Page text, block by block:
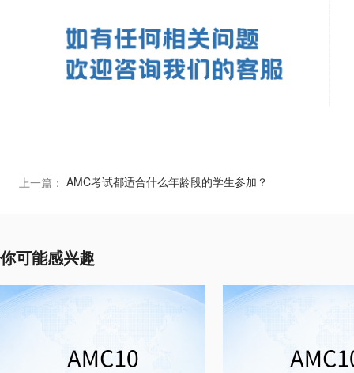
上一篇： AMC考试都适合什么年龄段的学生参加？
你可能感兴趣